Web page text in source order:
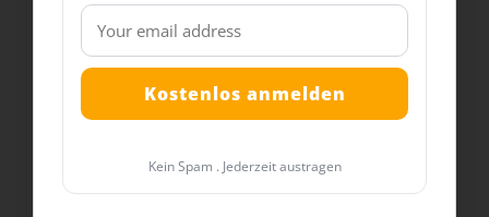
Kein Spam . Jederzeit austragen